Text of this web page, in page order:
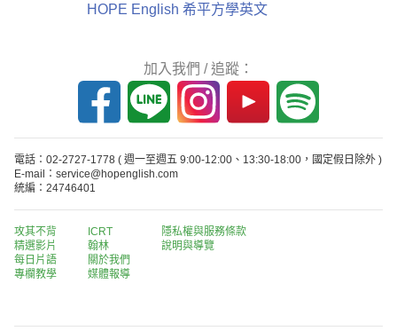
HOPE English 希平方學英文
加入我們 / 追蹤：
電話：02-2727-1778 ( 週一至週五 9:00-12:00、13:30-18:00，國定假日除外 )
E-mail：service@hopenglish.com
統編：24746401
攻其不背
精選影片
每日片語
專欄教學
ICRT
翰林
關於我們
媒體報導
隱私權與服務條款
說明與導覽